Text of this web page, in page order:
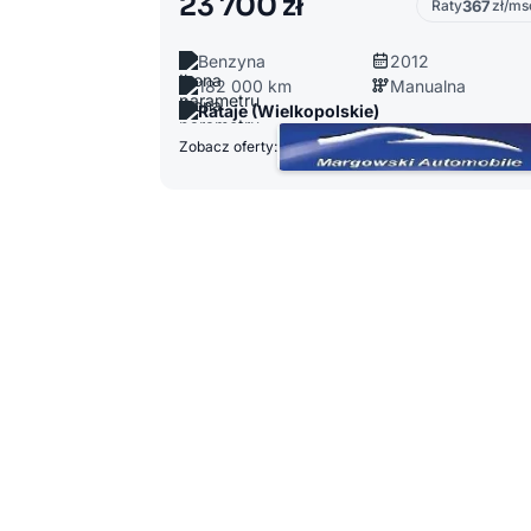
Raty367 zł/
Benzyna
2012
182 000 km
Manualna
Rataje (Wielkopolskie)
Zobacz oferty: